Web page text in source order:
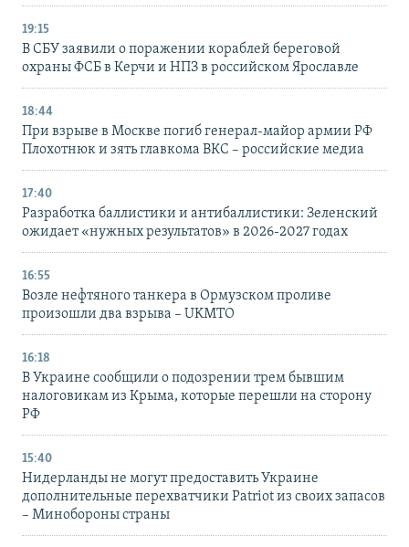
19:15
В СБУ заявили о поражении кораблей береговой
охраны ФСБ в Керчи и НПЗ в российском Ярославле
18:44
При взрыве в Москве погиб генерал-майор армии РФ
Плохотнюк и зять главкома ВКС – российские медиа
17:40
Разработка баллистики и антибаллистики: Зеленский
ожидает «нужных результатов» в 2026-2027 годах
16:55
Возле нефтяного танкера в Ормузском проливе
произошли два взрыва – UKMTO
16:18
В Украине сообщили о подозрении трем бывшим
налоговикам из Крыма, которые перешли на сторону
РФ
15:40
Нидерланды не могут предоставить Украине
дополнительные перехватчики Patriot из своих запасов
– Минобороны страны